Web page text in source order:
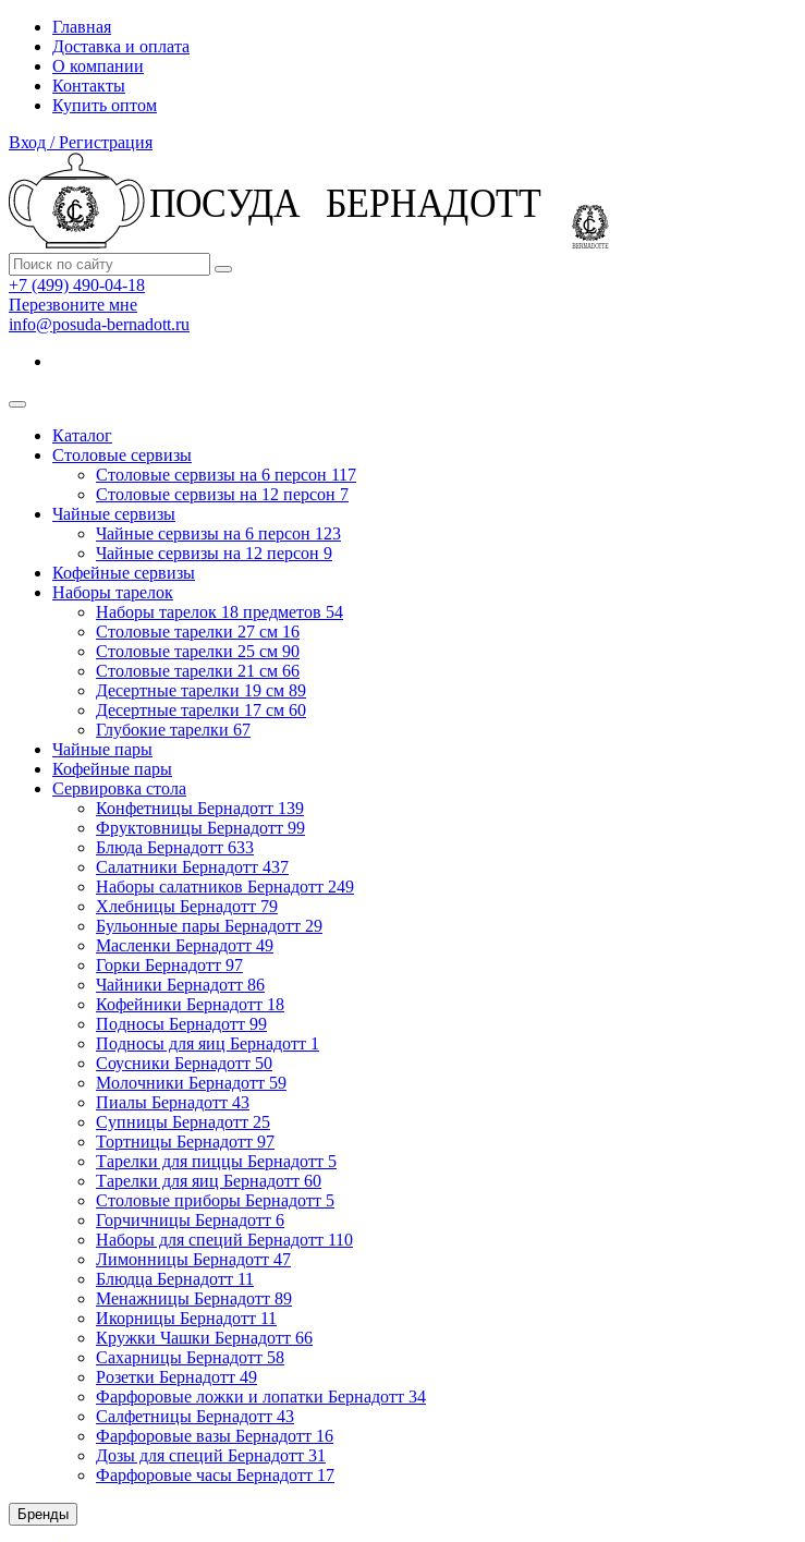
Главная
Доставка и оплата
О компании
Контакты
Купить оптом
Вход / Регистрация
+7 (499) 490-04-18
Перезвоните мне
info@posuda-bernadott.ru
Каталог
Столовые сервизы
Столовые сервизы на 6 персон 117
Столовые сервизы на 12 персон 7
Чайные сервизы
Чайные сервизы на 6 персон 123
Чайные сервизы на 12 персон 9
Кофейные сервизы
Наборы тарелок
Наборы тарелок 18 предметов 54
Столовые тарелки 27 см 16
Столовые тарелки 25 см 90
Столовые тарелки 21 см 66
Десертные тарелки 19 см 89
Десертные тарелки 17 см 60
Глубокие тарелки 67
Чайные пары
Кофейные пары
Сервировка стола
Конфетницы Бернадотт 139
Фруктовницы Бернадотт 99
Блюда Бернадотт 633
Салатники Бернадотт 437
Наборы салатников Бернадотт 249
Хлебницы Бернадотт 79
Бульонные пары Бернадотт 29
Масленки Бернадотт 49
Горки Бернадотт 97
Чайники Бернадотт 86
Кофейники Бернадотт 18
Подносы Бернадотт 99
Подносы для яиц Бернадотт 1
Соусники Бернадотт 50
Молочники Бернадотт 59
Пиалы Бернадотт 43
Супницы Бернадотт 25
Тортницы Бернадотт 97
Тарелки для пиццы Бернадотт 5
Тарелки для яиц Бернадотт 60
Столовые приборы Бернадотт 5
Горчичницы Бернадотт 6
Наборы для специй Бернадотт 110
Лимонницы Бернадотт 47
Блюдца Бернадотт 11
Менажницы Бернадотт 89
Икорницы Бернадотт 11
Кружки Чашки Бернадотт 66
Сахарницы Бернадотт 58
Розетки Бернадотт 49
Фарфоровые ложки и лопатки Бернадотт 34
Салфетницы Бернадотт 43
Фарфоровые вазы Бернадотт 16
Дозы для специй Бернадотт 31
Фарфоровые часы Бернадотт 17
Бренды